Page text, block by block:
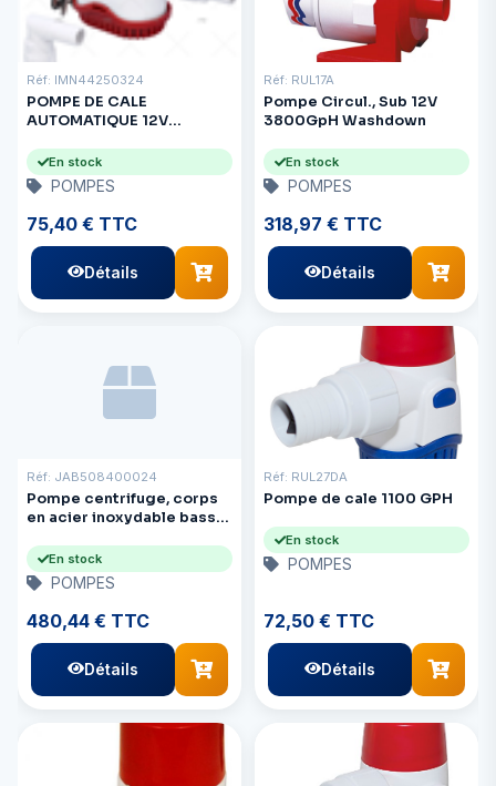
Réf: IMN44250324
POMPE DE CALE
AUTOMATIQUE 12V
En stock
POMPES
75,40 € TTC
Détails
Réf: RUL17A
Pompe Circul., Sub 12V
3800GpH Washdown
En stock
POMPES
318,97 € TTC
Détails
Réf: JAB508400024
Pompe centrifuge, corps
en acier inoxydable basse
NPTEn stock
POMPES
480,44 € TTC
Détails
Réf: RUL27DA
Pompe de cale 1100 GPH
En stock
POMPES
72,50 € TTC
Détails